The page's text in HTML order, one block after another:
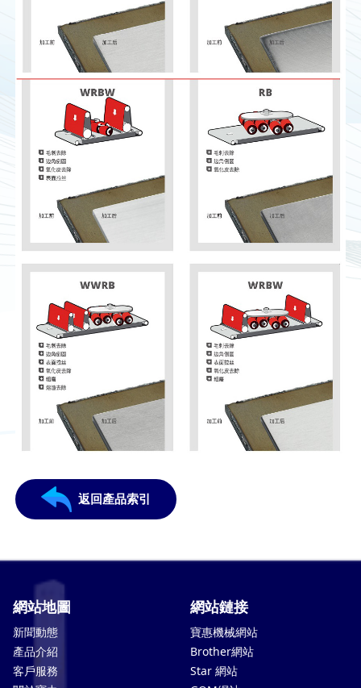
返回產品索引
網站地圖
新聞動態
產品介紹
客戶服務
網站鏈接
寶惠機械網站
Brother網站
Star 網站